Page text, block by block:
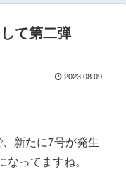
て第二弾
2023.08.09
新たに7号が発生
ってますね。